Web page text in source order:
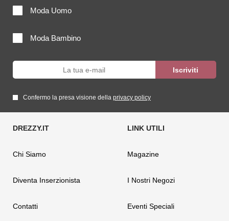
Moda Uomo
Moda Bambino
Confermo la presa visione della privacy policy
Chi Siamo
Diventa Inserzionista
Contatti
Magazine
I Nostri Negozi
Eventi Speciali